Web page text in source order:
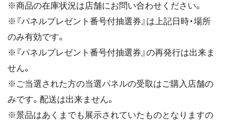
※商品の在庫状況は店舗にお問い合わせください。
※『パネルプレゼント番号付抽選券』は上記日時・場所
のみ有効です。
※『パネルプレゼント番号付抽選券』の再発行は出来ま
せん。
※ご当選された方の当選パネルの受取はご購入店舗の
みです。配送は出来ません。
※景品はあくまでも展示されていたものとなりますの